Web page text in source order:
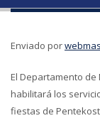
Enviado por
El Departamento
habilitará los
fiestas de